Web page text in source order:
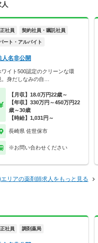
正社員 契約社員・嘱託社員
ート・アルバイト
人名非公開
ワイト500認定のクリーンな環
。身だしなみの自…
【月収】18.0万円22歳～
【年収】330万円～450万円22
歳～30歳
【時給】1,031円～
長崎県 佐世保市
※お問い合わせください
リアの薬剤師求人をもっと見る
正社員 調剤薬局